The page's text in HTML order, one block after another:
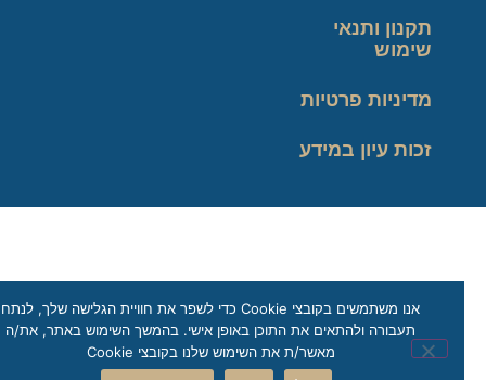
תקנון ותנאי
שימוש
מדיניות פרטיות
זכות עיון במידע
אנו משתמשים בקובצי Cookie כדי לשפר את חוויית הגלישה שלך, לנתח
תעבורה ולהתאים את התוכן באופן אישי. בהמשך השימוש באתר, את/ה
מאשר/ת את השימוש שלנו בקובצי Cookie